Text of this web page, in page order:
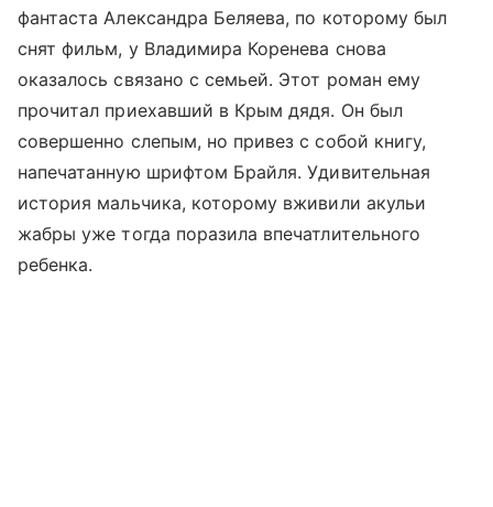
фантаста Александра Беляева, по которому был
снят фильм, у Владимира Коренева снова
оказалось связано с семьей. Этот роман ему
прочитал приехавший в Крым дядя. Он был
совершенно слепым, но привез с собой книгу,
напечатанную шрифтом Брайля. Удивительная
история мальчика, которому вживили акульи
жабры уже тогда поразила впечатлительного
ребенка.